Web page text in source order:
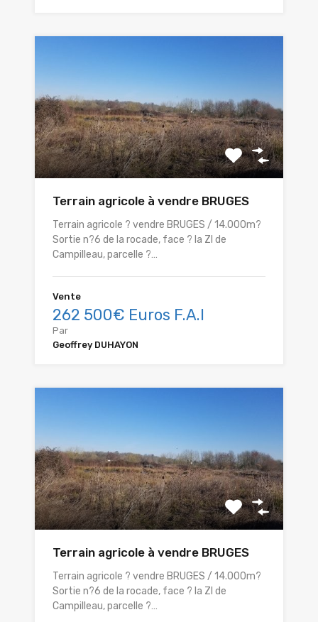
Terrain agricole à vendre BRUGES
Terrain agricole ? vendre BRUGES / 14.000m?
Sortie n?6 de la rocade, face ? la ZI de
Campilleau, parcelle ?…
Vente
262 500€ Euros F.A.I
Par
Geoffrey DUHAYON
Terrain agricole à vendre BRUGES
Terrain agricole ? vendre BRUGES / 14.000m?
Sortie n?6 de la rocade, face ? la ZI de
Campilleau, parcelle ?…